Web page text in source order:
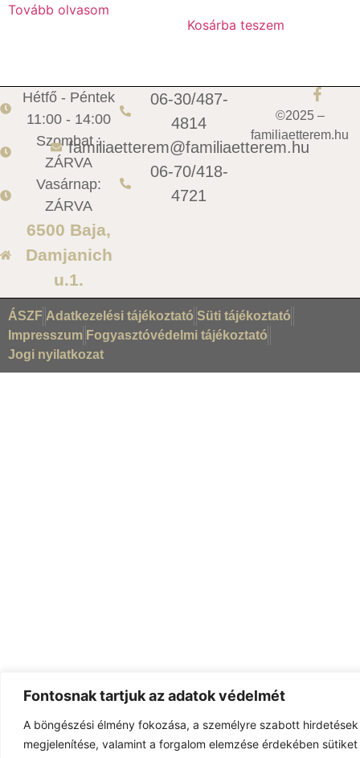
Fontosnak tartjuk az adatok védelmét
A böngészési élmény fokozása, a személyre szabott
megjelenítése, valamint a forgalom elemzése érdekében
Tovább olvasom
Kosárba teszem
Hétfő - Péntek
11:00 - 14:00
Szombat :
ZÁRVA
Vasárnap:
ZÁRVA
6500 Baja,
Damjanich
u.1.
06-30/487-
4814
familiaetterem@familiaetterem.hu
06-70/418-
4721
©2025 –
familiaetterem.hu
ÁSZF Adatkezelési tájékoztató Süti tájékoztató
Impresszum Fogyasztóvédelmi tájékoztató
Jogi nyilatkozat